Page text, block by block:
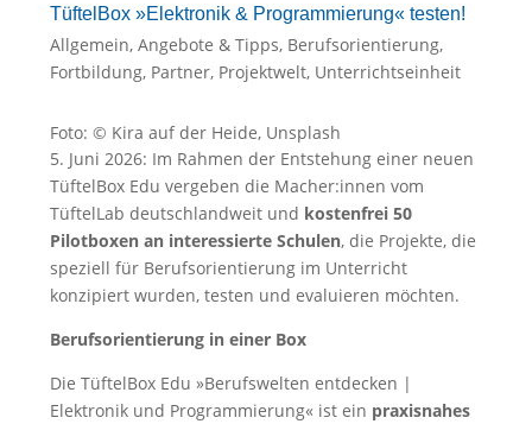
TüftelBox »Elektronik & Programmierung« testen!
Allgemein, Angebote & Tipps, Berufsorientierung,
Fortbildung, Partner, Projektwelt, Unterrichtseinheit
Foto: © Kira auf der Heide, Unsplash
5. Juni 2026: Im Rahmen der Entstehung einer neuen
TüftelBox Edu vergeben die Macher:innen vom
TüftelLab deutschlandweit und kostenfrei 50
Pilotboxen an interessierte Schulen, die Projekte, die
speziell für Berufsorientierung im Unterricht
konzipiert wurden, testen und evaluieren möchten.
Berufsorientierung in einer Box
Die TüftelBox Edu »Berufswelten entdecken |
Elektronik und Programmierung« ist ein praxisnahes